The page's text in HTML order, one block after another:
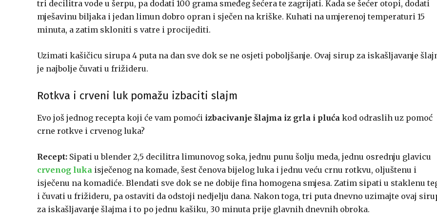
tri decilitra vode u šerpu, pa dodati 100 grama smeđeg šećera te zagrijati. Kada se šećer otopi, dodati
mješavinu biljaka i jedan limun dobro opran i sječen na kriške. Kuhati na umjerenoj temperaturi 15
minuta, a zatim skloniti s vatre i procijediti.
Uzimati kašičicu sirupa 4 puta na dan sve dok se ne osjeti poboljšanje. Ovaj sirup za iskašljavanje
je najbolje čuvati u frižideru.
Rotkva i crveni luk pomažu izbaciti slajm
Evo još jednog recepta koji će vam pomoći izbacivanje šlajma iz grla i pluća kod odraslih uz pomoć
crne rotkve i crvenog luka?
Recept: Sipati u blender 2,5 decilitra limunovog soka, jednu punu šolju meda, jednu osrednju glavicu
crvenog luka isječenog na komade, šest čenova bijelog luka i jednu veću crnu rotkvu, oljuštenu i
isječenu na komadiće. Blendati sve dok se ne dobije fina homogena smjesa. Zatim sipati u staklenu
i čuvati u frižideru, pa ostaviti da odstoji nedjelju dana. Nakon toga, tri puta dnevno uzimajte ovaj
za iskašljavanje šlajma i to po jednu kašiku, 30 minuta prije glavnih dnevnih obroka.